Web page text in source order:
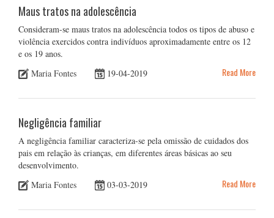
Maus tratos na adolescência
Consideram-se maus tratos na adolescência todos os tipos de abuso e
violência exercidos contra indivíduos aproximadamente entre os 12
e os 19 anos.
Maria Fontes
19-04-2019 Read More
Negligência familiar
A negligência familiar caracteriza-se pela omissão de cuidados dos
pais em relação às crianças, em diferentes áreas básicas ao seu
desenvolvimento.
Maria Fontes
03-03-2019 Read More